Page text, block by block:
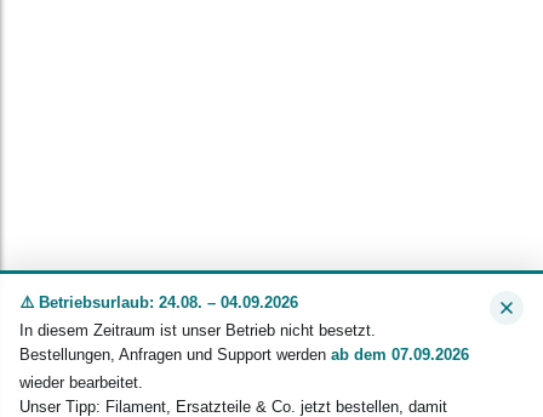
⚠️ Betriebsurlaub: 24.08. – 04.09.2026
In diesem Zeitraum ist unser Betrieb nicht besetzt.
Bestellungen, Anfragen und Support werden ab dem 07.09.2026
wieder bearbeitet.
Unser Tipp: Filament, Ersatzteile & Co. jetzt bestellen, damit